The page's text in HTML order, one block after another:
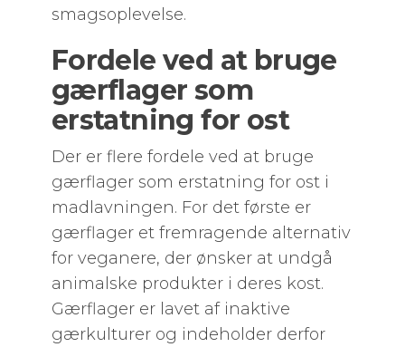
smagsoplevelse.
Fordele ved at bruge
gærflager som
erstatning for ost
Der er flere fordele ved at bruge
gærflager som erstatning for ost i
madlavningen. For det første er
gærflager et fremragende alternativ
for veganere, der ønsker at undgå
animalske produkter i deres kost.
Gærflager er lavet af inaktive
gærkulturer og indeholder derfor